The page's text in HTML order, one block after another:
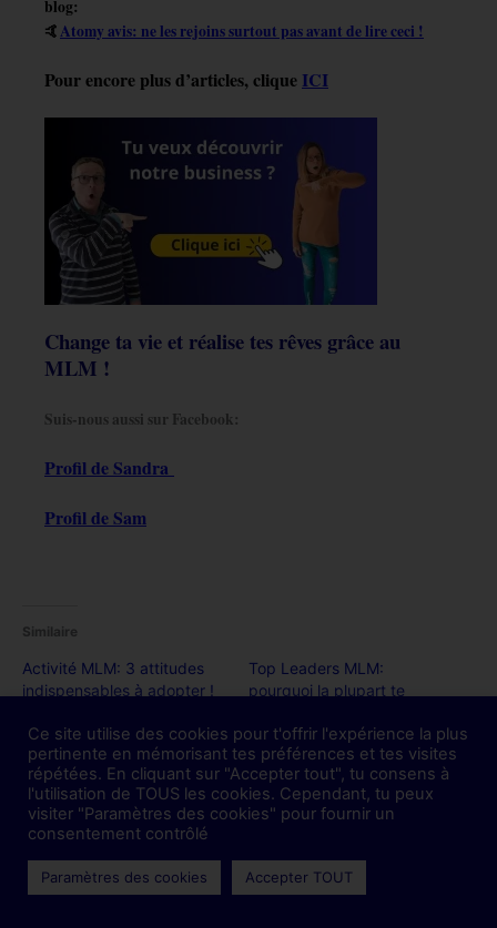
blog:
🤙Atomy avis: ne les rejoins surtout pas avant de lire ceci !
Pour encore plus d’articles, clique ICI
Change ta vie et réalise tes rêves grâce au
MLM !
Suis-nous aussi sur Facebook:
Profil de Sandra
Profil de Sam
Similaire
Activité MLM: 3 attitudes
indispensables à adopter !
Dans "Trucs et astuces
MLM (mini-articles)"
Top Leaders MLM:
pourquoi la plupart te
11 décembre 2022
Dans "Trucs et astuces
MLM (mini-articles)"
Différenciation en MLM: 15
astuces à suivre pour te
démarquer !
14 janvier 2024
Ce site utilise des cookies pour t'offrir l'expérience la plus
pertinente en mémorisant tes préférences et tes visites
répétées. En cliquant sur "Accepter tout", tu consens à
l'utilisation de TOUS les cookies. Cependant, tu peux
visiter "Paramètres des cookies" pour fournir un
consentement contrôlé
Paramètres des cookies Accepter TOUT